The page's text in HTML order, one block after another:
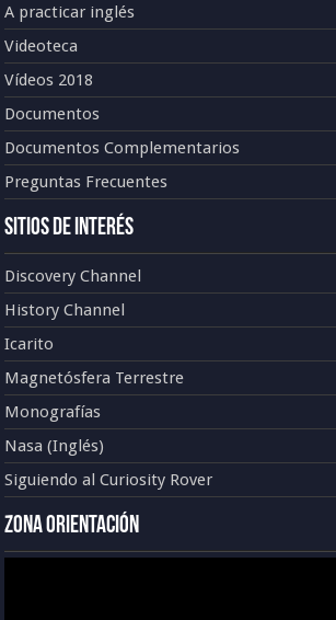
A practicar inglés
Videoteca
Vídeos 2018
Documentos
Documentos Complementarios
Preguntas Frecuentes
Sitios de Interés
Discovery Channel
History Channel
Icarito
Magnetósfera Terrestre
Monografías
Nasa (Inglés)
Siguiendo al Curiosity Rover
Zona Orientación